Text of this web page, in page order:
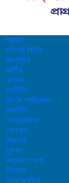
প্রচ্ছদ
সর্বশেষ নিউজ
বাংলাদেশ
জাতীয়
অপরাধ
অর্থনীতি
বিশেষ প্রতিবেদন
রাজনীতি
আন্তর্জাতিক
খেলাধুলা
ক্রিকেট
ফুটবল
অন্যান্য খেলা
বিনোদন
তথ্যপ্রযুক্তি